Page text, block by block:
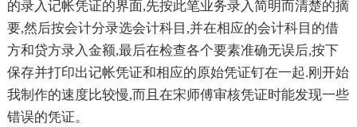
的录入记帐凭证的界面,先按此笔业务录入简明而清楚的摘
要,然后按会计分录选会计科目,并在相应的会计科目的借
方和贷方录入金额,最后在检查各个要素准确无误后,按下
保存并打印出记帐凭证和相应的原始凭证钉在一起.刚开始
我制作的速度比较慢,而且在宋师傅审核凭证时能发现一些
错误的凭证。